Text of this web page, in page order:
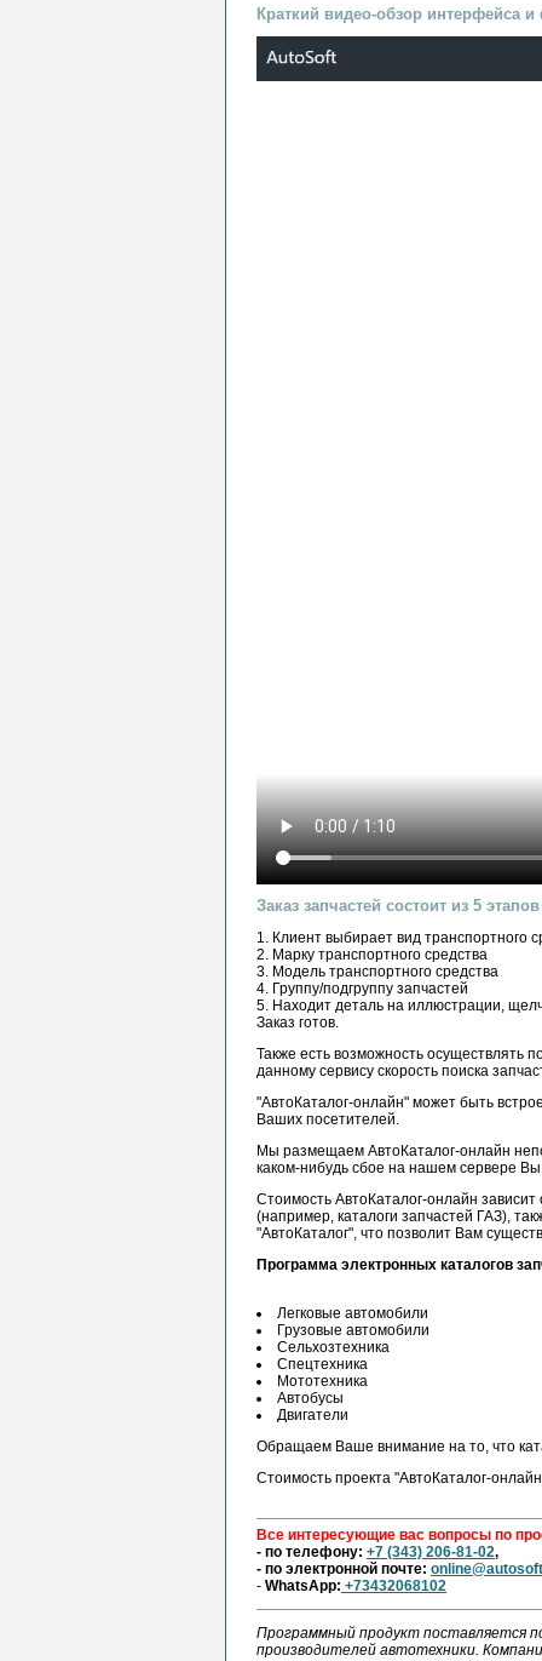
Краткий видео-обзор интерфейса
Заказ запчастей состоит из 5 этапов
1. Клиент выбирает вид транспортного
2. Марку транспортного средства
3. Модель транспортного средства
4. Группу/подгруппу запчастей
5. Находит деталь на иллюстрации,
Заказ готов.
Также есть возможность осуществлять
данному сервису скорость поиска
"АвтоКаталог-онлайн" может быть
Ваших посетителей.
Мы размещаем АвтоКаталог-онлайн
каком-нибудь сбое на нашем сервере
Стоимость АвтоКаталог-онлайн
(например, каталоги запчастей ГАЗ),
"АвтоКаталог", что позволит Вам
Программа электронных каталогов
Легковые автомобили
Грузовые автомобили
Сельхозтехника
Спецтехника
Мототехника
Автобусы
Двигатели
Обращаем Ваше внимание на то, что
Стоимость проекта "АвтоКаталог-
Все интересующие вас вопросы по
- по телефону: +7 (343) 206-81-02,
- по электронной почте:
- WhatsApp: +73432068102
Программный продукт поставляется
производителей автотехники.